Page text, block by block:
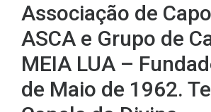
Associação de
ASCA e Grupo de
MEIA LUA –
de Maio de 1962.